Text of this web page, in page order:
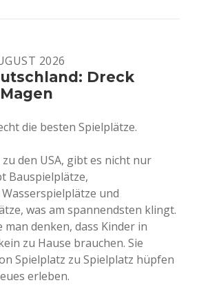
2026
Dreck
die besten Spielplätze.
den USA, gibt es nicht nur
Bauspielplätze,
und
was am spannendsten klingt.
denken, dass Kinder in
zu Hause brauchen. Sie
Spielplatz zu Spielplatz hüpfen
erleben.